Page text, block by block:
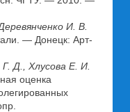
И. В.
— Донецк: Арт-
Д., Хлусова Е. И.
оценка